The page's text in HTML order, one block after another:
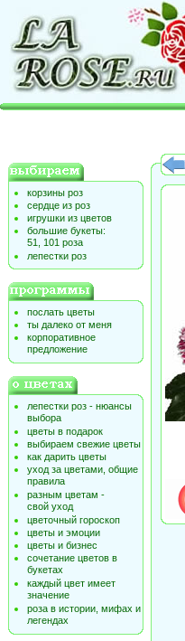
корзины роз
сердце из роз
игрушки из цветов
большие букеты:
51, 101 роза
лепестки роз
послать цветы
ты далеко от меня
корпоративное
предложение
лепестки роз - нюансы
выбора
цветы в подарок
выбираем свежие цветы
как дарить цветы
уход за цветами, общие
правила
разным цветам -
свой уход
цветочный гороскоп
цветы и эмоции
цветы и бизнес
сочетание цветов в
букетах
каждый цвет имеет
значение
роза в истории, мифах и
легендах